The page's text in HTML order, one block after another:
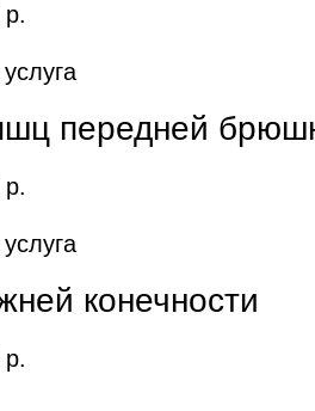
передней
конечности